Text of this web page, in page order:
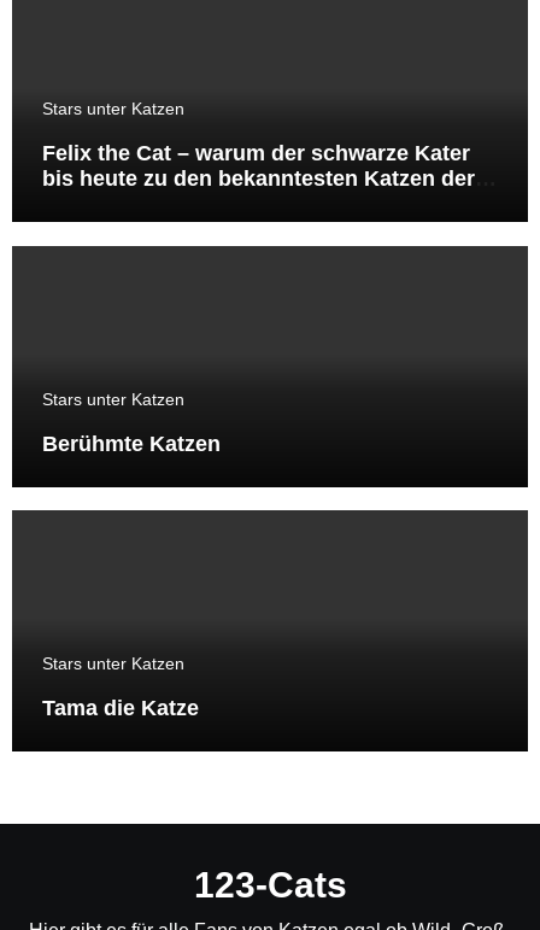
Stars unter Katzen
Felix the Cat – warum der schwarze Kater
bis heute zu den bekanntesten Katzen der
Stars unter Katzen
Berühmte Katzen
Stars unter Katzen
Tama die Katze
123-Cats